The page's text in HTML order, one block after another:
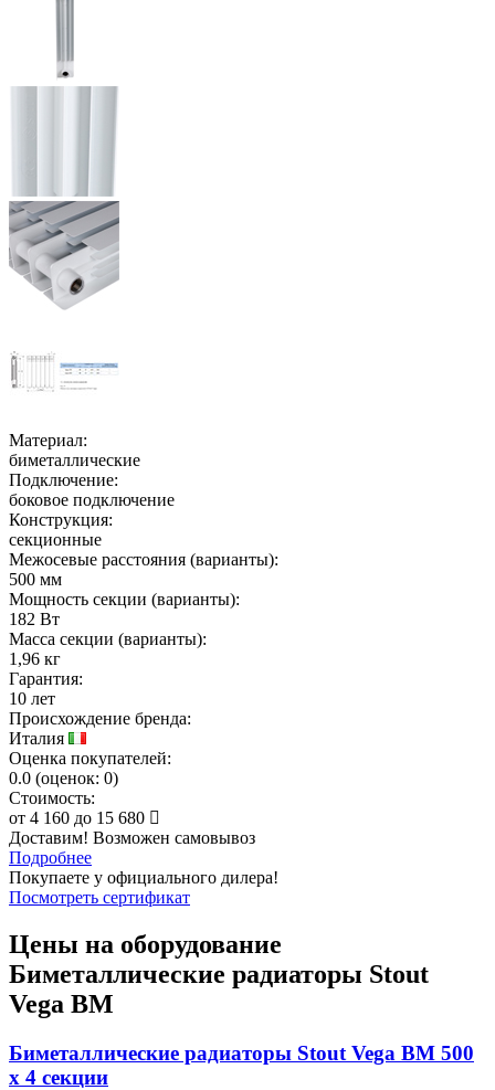
Материал:
биметаллические
Подключение:
боковое подключение
Конструкция:
секционные
Межосевые расстояния (варианты):
500 мм
Мощность секции (варианты):
182 Вт
Масса секции (варианты):
1,96 кг
Гарантия:
10 лет
Происхождение бренда:
Италия
Оценка покупателей:
0.0 (оценок: 0)
Стоимость:
от 4 160 до 15 680
Доставим! Возможен самовывоз
Подробнее
Покупаете у официального дилера!
Посмотреть сертификат
Цены на оборудование
Биметаллические радиаторы Stout
Vega BM
Биметаллические радиаторы Stout Vega BM 500
x 4 секции